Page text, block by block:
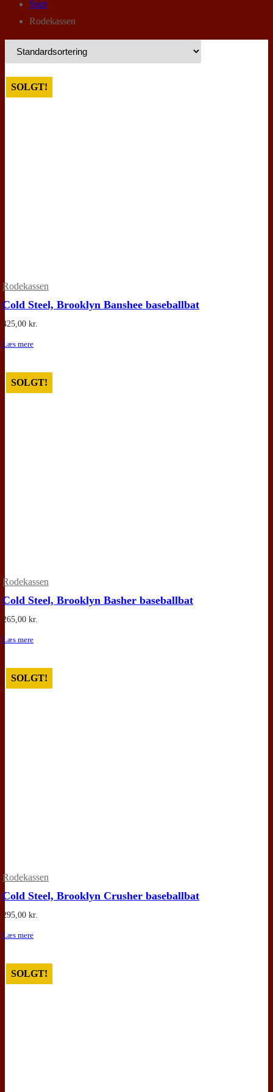
Start
Rodekassen
Rodekassen
SOLGT!
Cold Steel, Brooklyn Banshee baseballbat
425,00 kr.
Læs mere
Rodekassen
SOLGT!
Cold Steel, Brooklyn Basher baseballbat
265,00 kr.
Læs mere
Rodekassen
SOLGT!
Cold Steel, Brooklyn Crusher baseballbat
295,00 kr.
Læs mere
SOLGT!